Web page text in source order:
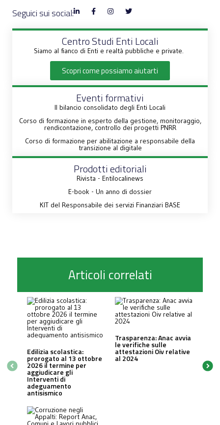
Seguici sui social:
Centro Studi Enti Locali
Siamo al fianco di Enti e realtà pubbliche e private.
Scopri come possiamo aiutarti
Eventi formativi
Il bilancio consolidato degli Enti Locali
Corso di formazione in esperto della gestione, monitoraggio,
rendicontazione, controllo dei progetti PNRR
Corso di formazione per abilitazione a responsabile della
transizione al digitale
Prodotti editoriali
Rivista - Entilocalinews
E-book - Un anno di dossier
KIT del Responsabile dei servizi Finanziari BASE
Articoli correlati
Edilizia scolastica:
prorogato al 13 ottobre
2026 il termine per
aggiudicare gli
Interventi di
adeguamento
antisismico
Trasparenza: Anac avvia
le verifiche sulle
attestazioni Oiv relative
al 2024